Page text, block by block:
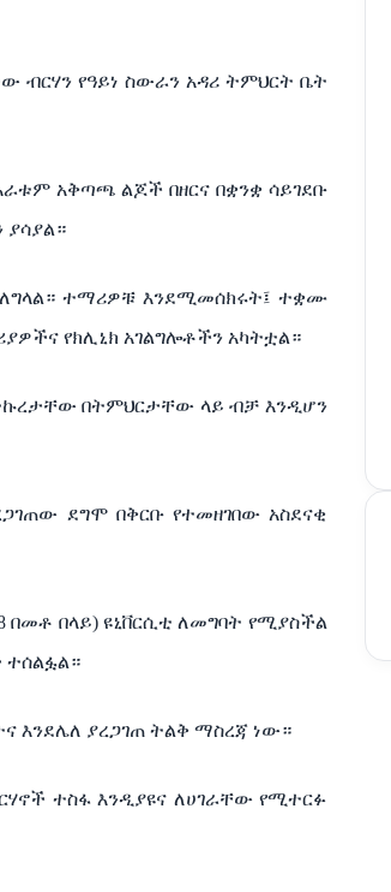
ብርሃንየዓይነ ስውራን አዳሪ ትምህርት ቤት
አቅጣጫ ልጆች በዘርና በቋንቋ ሳይገደቡ
ያሳያል።
ተማሪዎቹ እንደሚመሰክሩት፤ ተቋሙ
የክሊኒክ አገልግሎቶችን አካትቷል።
በትምህርታቸው ላይ ብቻ እንዲሆን
ደግሞ በቅርቡ የተመዘገበው አስደናቂ
በመቶ በላይ) ዩኒቨርሲቲ ለመግባት የሚያስችል
ተሰልፏል።
እንደሌለ ያረጋገጠ ትልቅ ማስረጃ ነው።
ተስፋ እንዲያዩና ለሀገራቸው የሚተርፉ